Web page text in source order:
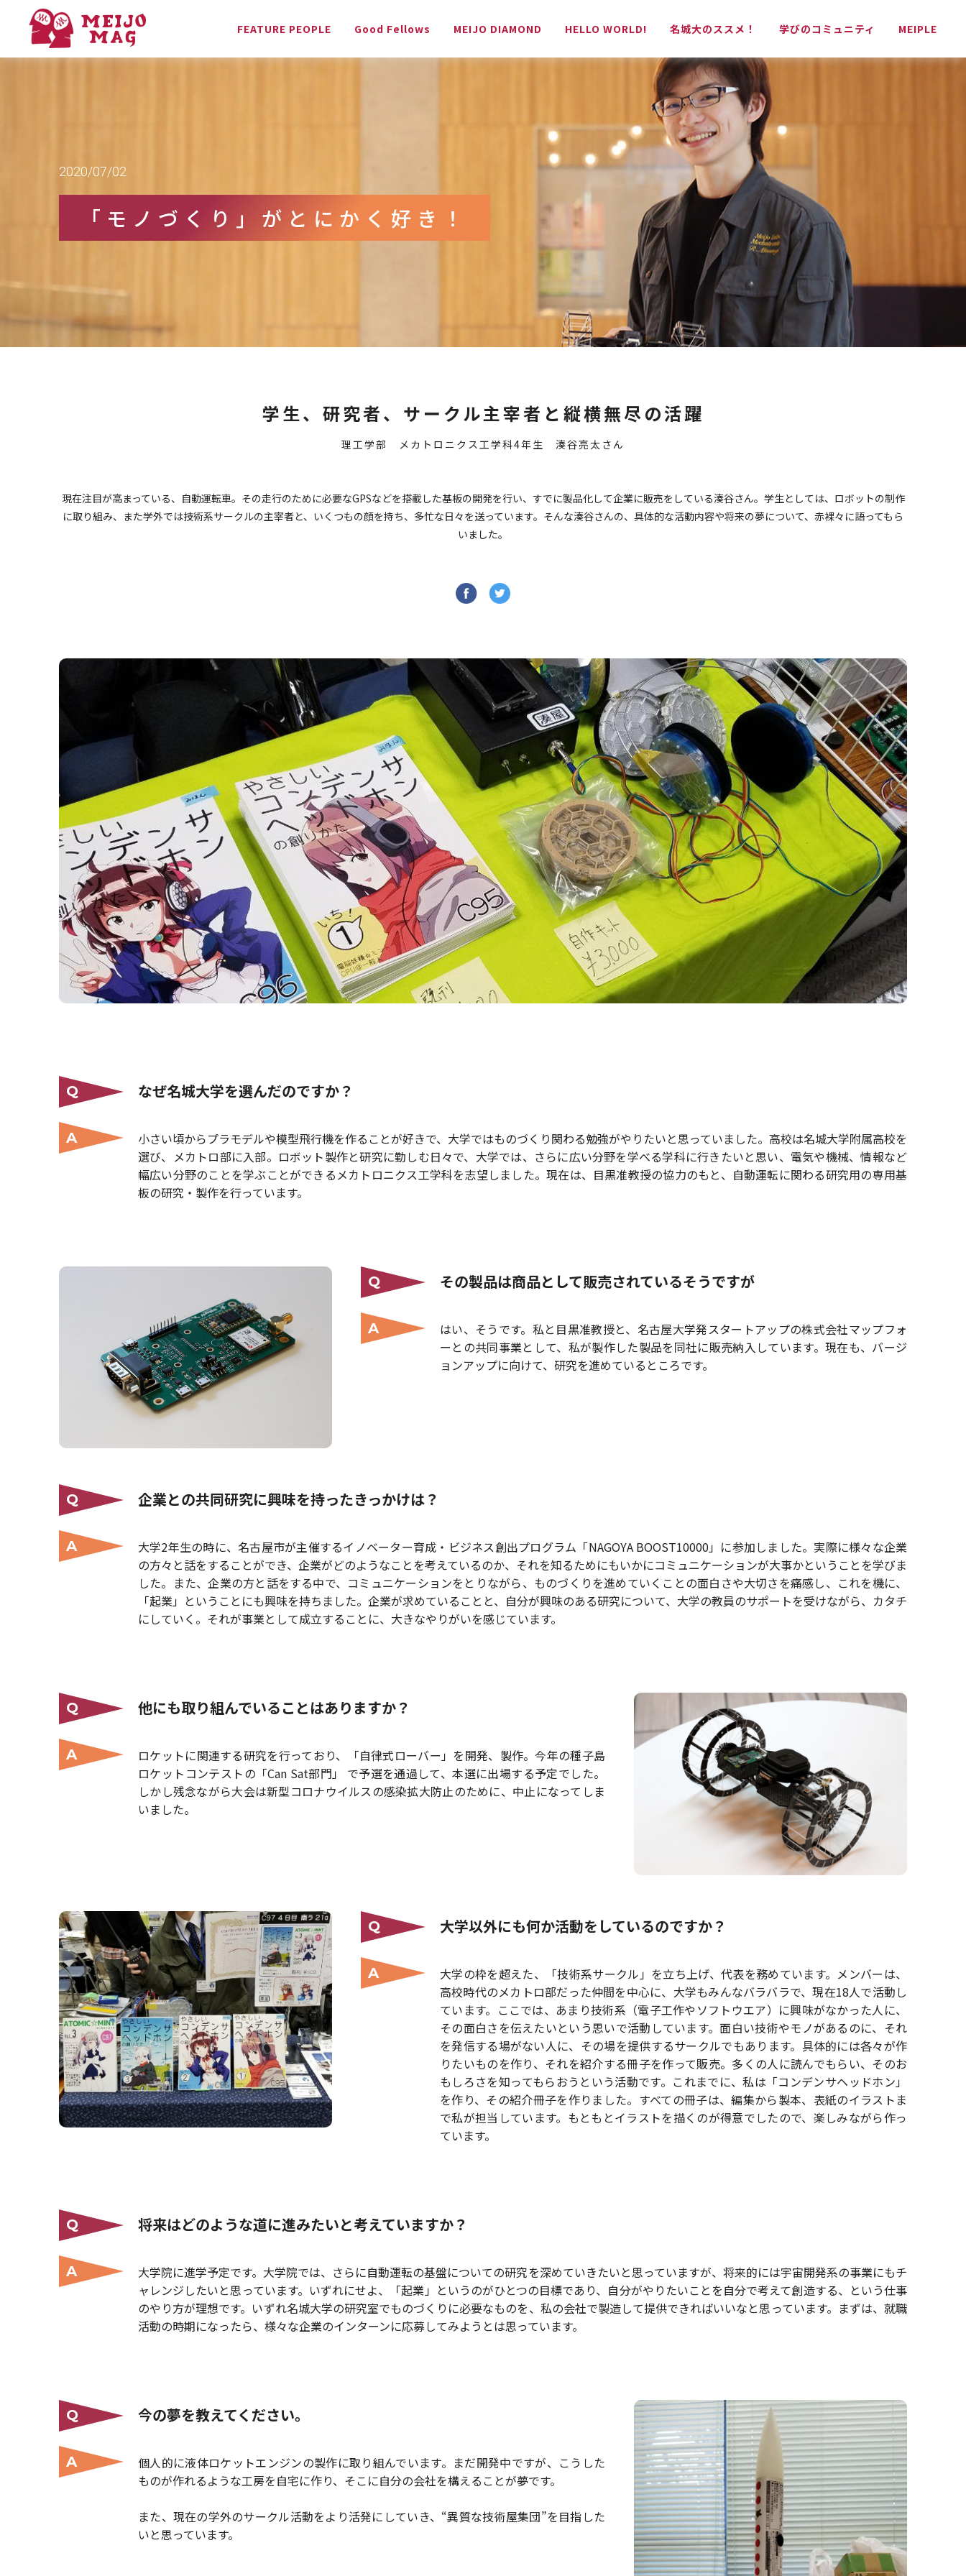
FEATURE PEOPLE Good Fellows MEIJO DIAMOND HELLO WORLD! 名城大のススメ！ 学びのコミュニティ MEIPLE
2020/07/02
「モノづくり」がとにかく好き！
学生、研究者、サークル主宰者と縦横無尽の活躍
理工学部 メカトロニクス工学科4年生 湊谷亮太さん
現在注目が高まっている、自動運転車。その走行のために必要なGPSなどを搭載した基板の開発を行い、すでに製品化して企業に販売をしている湊谷さん。学生としては、ロボットの制作
に取り組み、また学外では技術系サークルの主宰者と、いくつもの顔を持ち、多忙な日々を送っています。そんな湊谷さんの、具体的な活動内容や将来の夢について、赤裸々に語ってもら
いました。
Q なぜ名城大学を選んだのですか？
A
小さい頃からプラモデルや模型飛行機を作ることが好きで、大学ではものづくり関わる勉強がやりたいと思っていました。高校は名城大学附属高校を
選び、メカトロ部に入部。ロボット製作と研究に勤しむ日々で、大学では、さらに広い分野を学べる学科に行きたいと思い、電気や機械、情報など
幅広い分野のことを学ぶことができるメカトロニクス工学科を志望しました。現在は、目黒准教授の協力のもと、自動運転に関わる研究用の専用基
板の研究・製作を行っています。
Q その製品は商品として販売されているそうですが
A
はい、そうです。私と目黒准教授と、名古屋大学発スタートアップの株式会社マップフォ
ーとの共同事業として、私が製作した製品を同社に販売納入しています。現在も、バージ
ョンアップに向けて、研究を進めているところです。
Q 企業との共同研究に興味を持ったきっかけは？
A
大学2年生の時に、名古屋市が主催するイノベーター育成・ビジネス創出プログラム「NAGOYA BOOST10000」に参加しました。実際に様々な企業
の方々と話をすることができ、企業がどのようなことを考えているのか、それを知るためにもいかにコミュニケーションが大事かということを学びま
した。また、企業の方と話をする中で、コミュニケーションをとりながら、ものづくりを進めていくことの面白さや大切さを痛感し、これを機に、
「起業」ということにも興味を持ちました。企業が求めていることと、自分が興味のある研究について、大学の教員のサポートを受けながら、カタチ
にしていく。それが事業として成立することに、大きなやりがいを感じています。
Q 他にも取り組んでいることはありますか？
A
ロケットに関連する研究を行っており、「自律式ローバー」を開発、製作。今年の種子島
ロケットコンテストの「Can Sat部門」 で予選を通過して、本選に出場する予定でした。
しかし残念ながら大会は新型コロナウイルスの感染拡大防止のために、中止になってしま
いました。
Q 大学以外にも何か活動をしているのですか？
A
大学の枠を超えた、「技術系サークル」を立ち上げ、代表を務めています。メンバーは、
高校時代のメカトロ部だった仲間を中心に、大学もみんなバラバラで、現在18人で活動し
ています。ここでは、あまり技術系（電子工作やソフトウエア）に興味がなかった人に、
その面白さを伝えたいという思いで活動しています。面白い技術やモノがあるのに、それ
を発信する場がない人に、その場を提供するサークルでもあります。具体的には各々が作
りたいものを作り、それを紹介する冊子を作って販売。多くの人に読んでもらい、そのお
もしろさを知ってもらおうという活動です。これまでに、私は「コンデンサヘッドホン」
を作り、その紹介冊子を作りました。すべての冊子は、編集から製本、表紙のイラストま
で私が担当しています。もともとイラストを描くのが得意でしたので、楽しみながら作っ
ています。
Q 将来はどのような道に進みたいと考えていますか？
A
大学院に進学予定です。大学院では、さらに自動運転の基盤についての研究を深めていきたいと思っていますが、将来的には宇宙開発系の事業にもチ
ャレンジしたいと思っています。いずれにせよ、「起業」というのがひとつの目標であり、自分がやりたいことを自分で考えて創造する、という仕事
のやり方が理想です。いずれ名城大学の研究室でものづくりに必要なものを、私の会社で製造して提供できればいいなと思っています。まずは、就職
活動の時期になったら、様々な企業のインターンに応募してみようとは思っています。
Q 今の夢を教えてください。
A
個人的に液体ロケットエンジンの製作に取り組んでいます。まだ開発中ですが、こうした
ものが作れるような工房を自宅に作り、そこに自分の会社を構えることが夢です。
また、現在の学外のサークル活動をより活発にしていき、“異質な技術屋集団”を目指した
いと思っています。